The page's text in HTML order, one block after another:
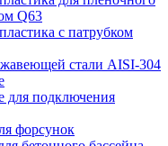
Q63
с патрубком
стали AISI-304
для подключения
форсунок